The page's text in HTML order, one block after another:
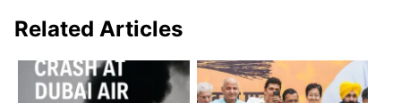
Related Articles